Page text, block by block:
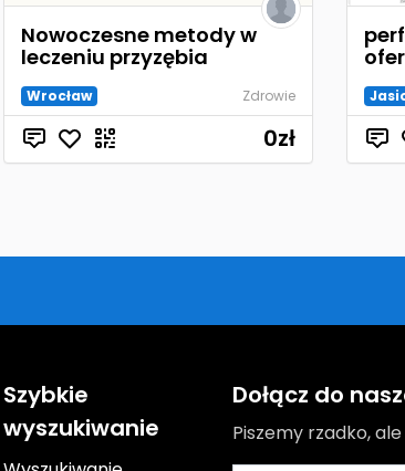
Nowoczesne metody w
leczeniu przyzębia
Wrocław Zdrowie
0zł
Szybkie
wyszukiwanie
Dołącz do
Piszemy rzadko,